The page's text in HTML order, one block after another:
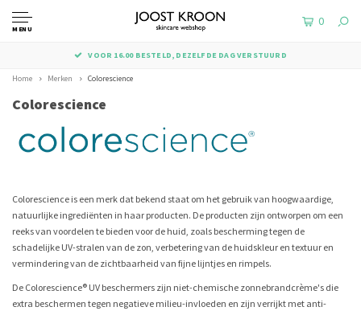
MENU
0
VOOR 16.00 BESTELD, DEZELFDE DAG VERSTUURD
Home Merken Colorescience
Colorescience
Colorescience is een merk dat bekend staat om het gebruik van hoogwaardige,
natuurlijke ingrediënten in haar producten. De producten zijn ontworpen om een ​​
reeks van voordelen te bieden voor de huid, zoals bescherming tegen de
schadelijke UV-stralen van de zon, verbetering van de huidskleur en textuur en
vermindering van de zichtbaarheid van fijne lijntjes en rimpels.
De Colorescience® UV beschermers zijn niet-chemische zonnebrandcrème's die
extra beschermen tegen negatieve milieu-invloeden en zijn verrijkt met anti-